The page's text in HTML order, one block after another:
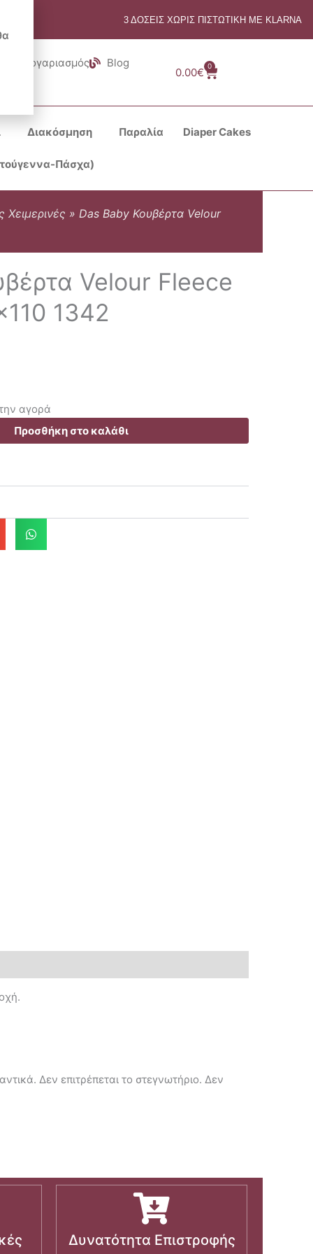
3 ΔΟΣΕΙΣ ΧΩΡΙΣ ΠΙΣΤΩΤΙΚΗ ΜΕ KLARNA
Λογαριασμός Blog
0.00€
0
Cart
Διακόσμηση Παραλία Diaper Cakes
Πάσχα)
Χειμερινές » Das Baby Κουβέρτα Velour
Velour Fleece
1342
αγορά
Προσθήκη στο καλάθι
Δεν επιτρέπεται το στεγνωτήριο. Δεν
Δυνατότητα Επιστροφής